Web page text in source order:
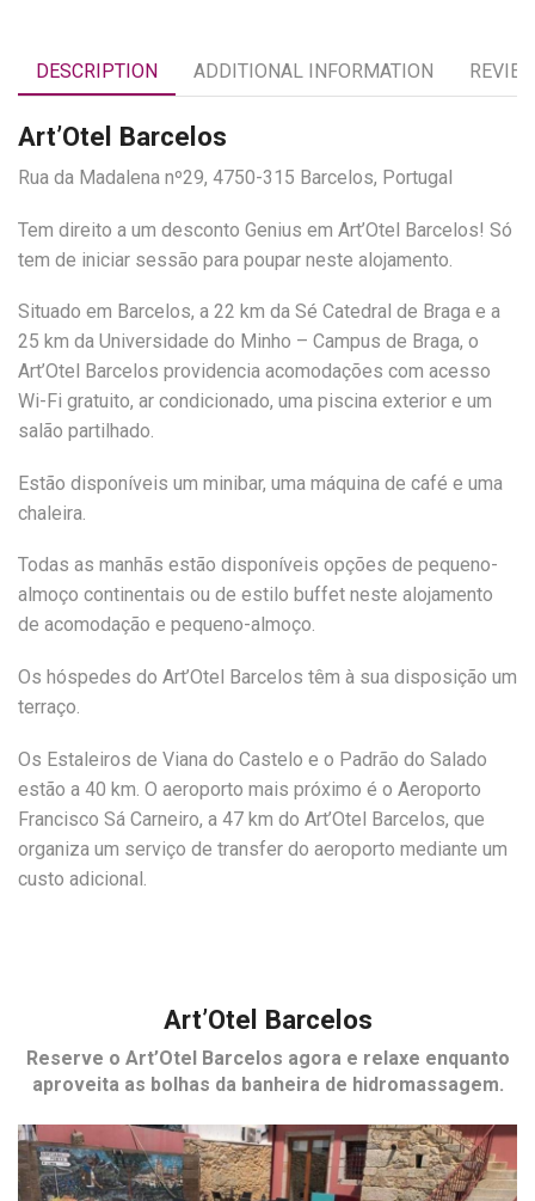
DESCRIPTION ADDITIONAL INFORMATION
Art’Otel Barcelos
Rua da Madalena nº29, 4750-315 Barcelos, Portugal
Tem direito a um desconto Genius em Art’Otel Barcelos! Só
tem de iniciar sessão para poupar neste alojamento.
Situado em Barcelos, a 22 km da Sé Catedral de Braga e a
25 km da Universidade do Minho – Campus de Braga, o
Art’Otel Barcelos providencia acomodações com acesso
Wi-Fi gratuito, ar condicionado, uma piscina exterior e um
salão partilhado.
Estão disponíveis um minibar, uma máquina de café e uma
chaleira.
Todas as manhãs estão disponíveis opções de pequeno-
almoço continentais ou de estilo buffet neste alojamento
de acomodação e pequeno-almoço.
Os hóspedes do Art’Otel Barcelos têm à sua disposição um
terraço.
Os Estaleiros de Viana do Castelo e o Padrão do Salado
estão a 40 km. O aeroporto mais próximo é o Aeroporto
Francisco Sá Carneiro, a 47 km do Art’Otel Barcelos, que
organiza um serviço de transfer do aeroporto mediante um
custo adicional.
Art’Otel Barcelos
Reserve o Art’Otel Barcelos agora e relaxe enquanto
aproveita as bolhas da banheira de hidromassagem.